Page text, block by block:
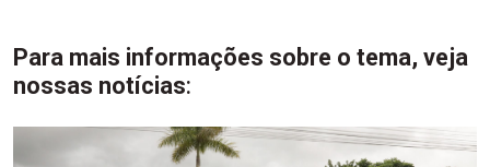
Para mais informações sobre o tema, veja
nossas notícias: